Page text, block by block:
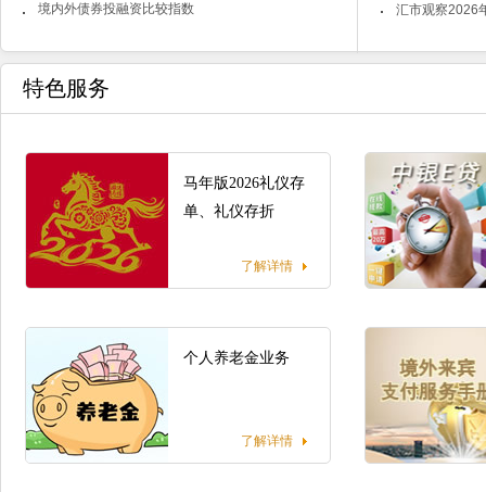
境内外债券投融资比较指数
汇市观察2026
特色服务
马年版2026礼仪存
单、礼仪存折
了解详情
个人养老金业务
了解详情